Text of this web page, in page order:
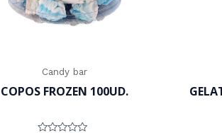
Candy bar
COPOS FROZEN 100UD.